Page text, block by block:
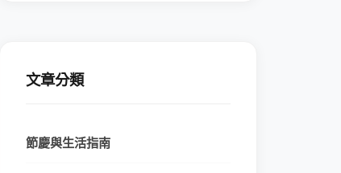
文章分類
節慶與生活指南